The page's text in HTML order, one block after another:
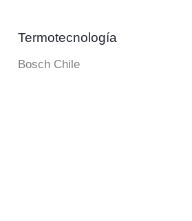
Termotecnología
Bosch Chile